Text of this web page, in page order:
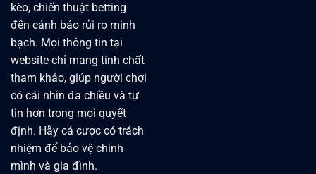
kèo, chiến thuật betting
đến cảnh báo rủi ro minh
bạch. Mọi thông tin tại
website chỉ mang tính chất
tham khảo, giúp người chơi
có cái nhìn đa chiều và tự
tin hơn trong mọi quyết
định. Hãy cá cược có trách
nhiệm để bảo vệ chính
mình và gia đình.